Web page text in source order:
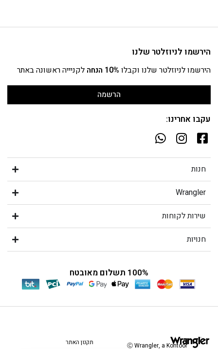
הירשמו לניוזלטר שלנו
הירשמו לניוזלטר שלנו וקבלו 10% הנחה לקניייה ראשונה באתר
הרשמה
עקבו אחרינו:
חנות
Wrangler
שירות לקוחות
חנויות
100% תשלום מאובטח
Ⓒ Wrangler, a Kontoor תקנון האתר